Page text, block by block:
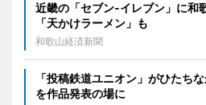
近畿の「セブン-イレブン」に
「天かけラーメン」も
和歌山経済新聞
「投稿鉄道ユニオン」がひたち
を作品発表の場に